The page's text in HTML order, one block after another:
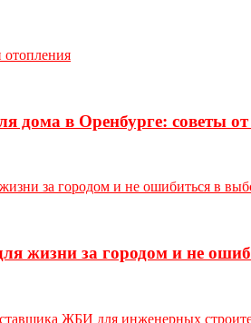
дома в Оренбурге: советы
жизни за городом и не